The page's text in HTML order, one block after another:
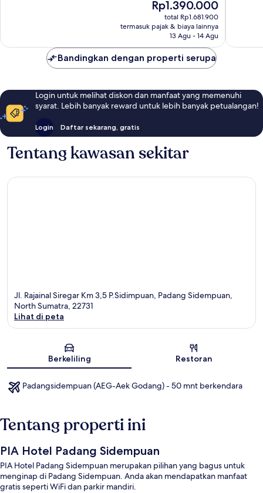
Harga
sekarang
Rp1.390.000
Rp1.390.000
total Rp1.681.900
termasuk pajak & biaya lainnya
13 Agu - 14 Agu
Bandingkan dengan properti serupa
Login untuk melihat diskon dan manfaat yang memenuhi
syarat. Lebih banyak reward untuk lebih banyak petualangan!
Login Daftar sekarang, gratis
Tentang kawasan sekitar
Jl. Rajainal Siregar Km 3,5 P.Sidimpuan, Padang Sidempuan,
North Sumatra, 22731
Lihat di peta
Berkeliling Restoran
Padangsidempuan (AEG-Aek Godang) - 50 mnt berkendara
Tentang properti ini
PIA Hotel Padang Sidempuan
PIA Hotel Padang Sidempuan merupakan pilihan yang bagus untuk
menginap di Padang Sidempuan. Anda akan mendapatkan manfaat
gratis seperti WiFi dan parkir mandiri.